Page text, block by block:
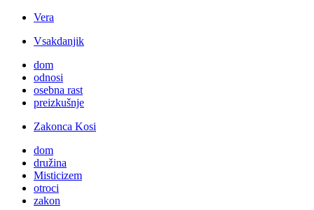
Vera
Vsakdanjik
dom
odnosi
osebna rast
preizkušnje
Zakonca Kosi
dom
družina
Misticizem
otroci
zakon